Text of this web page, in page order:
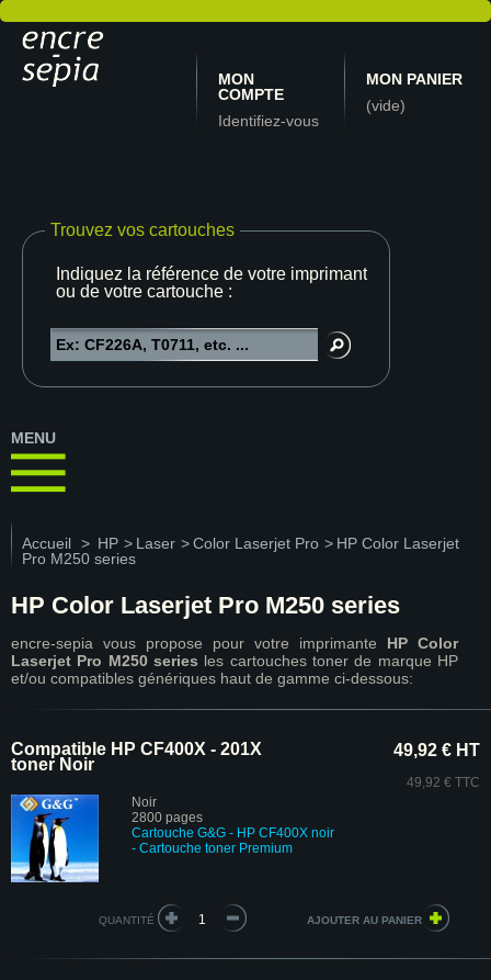
MON
COMPTE
Identifiez-vous
MON PANIER
(vide)
Trouvez vos cartouches
Indiquez la référence de votre imprimante
ou de votre cartouche :
MENU
Accueil > HP > Laser >Color Laserjet Pro > HP Color Laserjet
Pro M250 series
HP Color Laserjet Pro M250 series
encre-sepia vous propose pour votre imprimante HP Color
Laserjet Pro M250 series les cartouches toner de marque HP
et/ou compatibles génériques haut de gamme ci-dessous:
Compatible HP CF400X - 201X
toner Noir
Noir
2800 pages
Cartouche G&G - HP CF400X noir
- Cartouche toner Premium
49,92 € HT
49,92 € TTC
QUANTITÉ